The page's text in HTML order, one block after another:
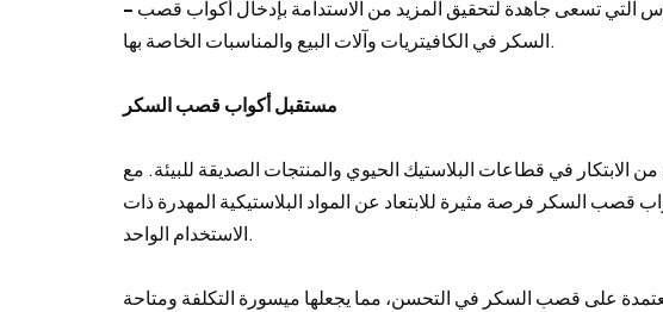
التي تسعى جاهدة لتحقيق المزيد من الاستدامة بإدخال أكواب قصب
السكر في الكافيتريات وآلات البيع والمناسبات الخاصة بها.
مستقبل أكواب قصب السكر
الابتكار في قطاعات البلاستيك الحيوي والمنتجات الصديقة للبيئة. مع
قصب السكر فرصة مثيرة للابتعاد عن المواد البلاستيكية المهدرة ذات
الاستخدام الواحد.
على قصب السكر في التحسن، مما يجعلها ميسورة التكلفة ومتاحة